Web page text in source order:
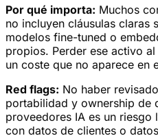
Por qué importa: Muchos
no incluyen cláusulas claras
modelos fine-tuned o
propios. Perder ese activo
un coste que no aparece en
Red flags: No haber
portabilidad y ownership de
proveedores IA es un
con datos de clientes o